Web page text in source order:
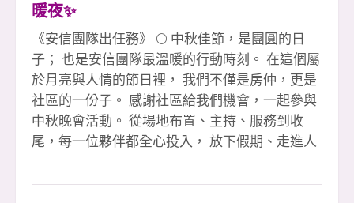
暖夜✨
《安信團隊出任務》 🌕 中秋佳節，是團圓的日
子； 也是安信團隊最溫暖的行動時刻。 在這個屬
於月亮與人情的節日裡， 我們不僅是房仲，更是
社區的一份子。 感謝社區給我們機會，一起參與
中秋晚會活動。 從場地布置、主持、服務到收
尾，每一位夥伴都全心投入， 放下假期、走進人
&mdash;&mdash; 「好的房仲，不只是賣房子的